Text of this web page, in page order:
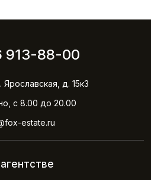
913-88-00
Ярославская, д. 15к3
с 8.00 до 20.00
estate.ru